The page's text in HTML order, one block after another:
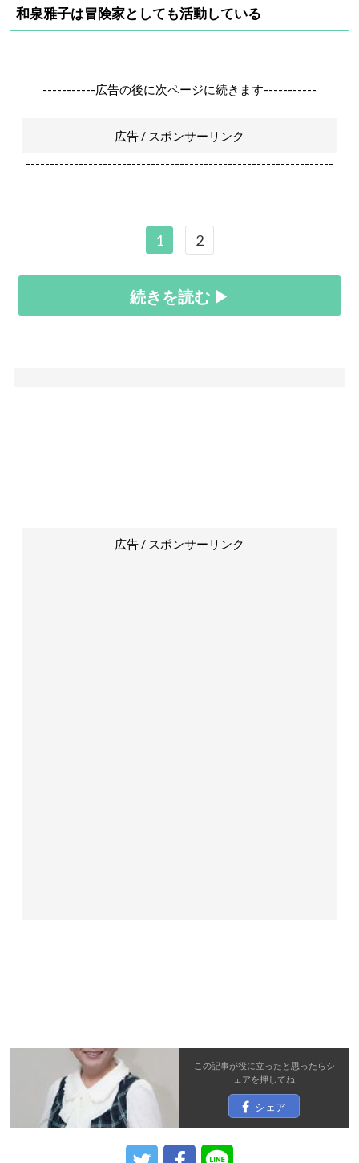
和泉雅子は冒険家としても活動している
-----------広告の後に次ページに続きます-----------
広告 / スポンサーリンク
----------------------------------------------------------------
1 2
続きを読む ▶
広告 / スポンサーリンク
この記事が役に立ったと思ったらシ
ェアを押してね
シェア